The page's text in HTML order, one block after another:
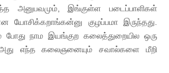
அனுபவமும், இங்குள்ள படைப்பாளிகள்
யோசிக்கறாங்கன்னு குழப்பமா இருந்தது.
நாம இயங்குற கலைத்துறையில ஒரு
அது எந்த கலைஞனையும் சவால்களை மீறி